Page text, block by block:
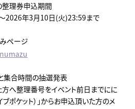
整理券申込期間
2026年3月10日(火)23:59まで
ページ
集合時間の抽選発表
へ整理番号をイベント前日までにに
ポケット）」からお申込頂いた方のメ